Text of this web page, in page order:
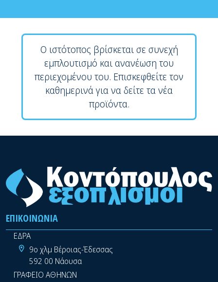
Ο ιστότοπος βρίσκεται σε συνεχή
εμπλουτισμό και ανανέωση του
περιεχομένου του. Επισκεφθείτε τον
καθημερινά για να δείτε τα νέα
προϊόντα.
ΕΠΙΚΟΙΝΩΝΊΑ
ΕΔΡΑ
9ο χλμ Βέροιας-Έδεσσας
592 00 Νάουσα
ΓΡΑΦΕΙΟ ΑΘΗΝΩΝ